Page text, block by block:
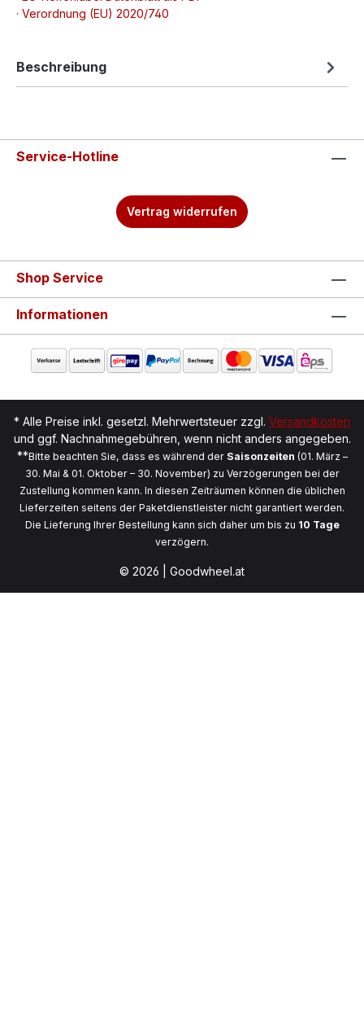
· Verordnung (EU) 2020/740
Beschreibung
Service-Hotline
Vertrag widerrufen
Shop Service
Informationen
* Alle Preise inkl. gesetzl. Mehrwertsteuer zzgl. Versandkosten
und ggf. Nachnahmegebühren, wenn nicht anders angegeben.
**Bitte beachten Sie, dass es während der Saisonzeiten (01. März –
30. Mai & 01. Oktober – 30. November) zu Verzögerungen bei der
Zustellung kommen kann. In diesen Zeiträumen können die üblichen
Lieferzeiten seitens der Paketdienstleister nicht garantiert werden.
Die Lieferung Ihrer Bestellung kann sich daher um bis zu 10 Tage
verzögern.
© 2026 | Goodwheel.at